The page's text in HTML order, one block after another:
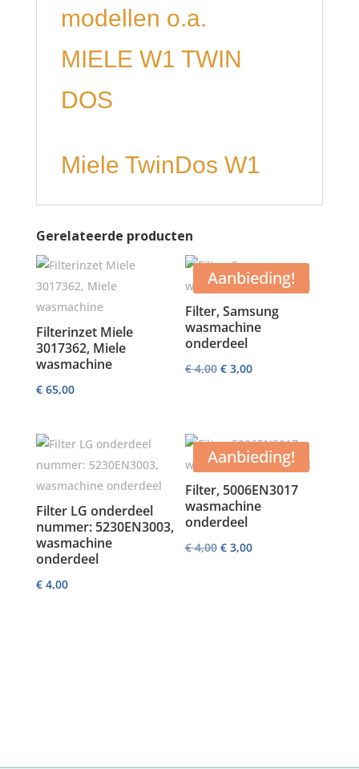
modellen o.a.
MIELE W1 TWIN
DOS
Miele TwinDos W1
Gerelateerde producten
Filterinzet Miele
3017362, Miele
wasmachine
€65,00
Aanbieding!
Filter, Samsung
wasmachine
onderdeel
€4,00 Oorspronkelijke
€ 3,00Huidige
Filter LG onderdeel
nummer: 5230EN3003,
wasmachine
onderdeel
€4,00
Aanbieding!
Filter, 5006EN3017
wasmachine
onderdeel
€4,00 Oorspronkelijke
€ 3,00Huidige